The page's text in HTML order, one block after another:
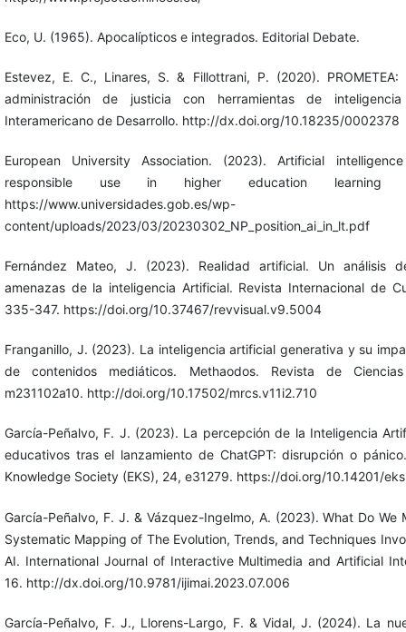
Eco, U. (1965). Apocalípticos e integrados. Editorial Debate.
Estevez, E. C., Linares, S. & Fillottrani, P. (2020). PROMETEA:
administración de justicia con herramientas de
Interamericano de Desarrollo. http://dx.doi.org/10.18235/0002378
European University Association. (2023). Artificial
responsible use in higher education learning
https://www.universidades.gob.es/wp-
content/uploads/2023/03/20230302_NP_position_ai_in_lt.pdf
Fernández Mateo, J. (2023). Realidad artificial. Un análisis
amenazas de la inteligencia Artificial. Revista Internacional de
335-347. https://doi.org/10.37467/revvisual.v9.5004
Franganillo, J. (2023). La inteligencia artificial generativa y su
de contenidos mediáticos. Methaodos. Revista de
m231102a10. http://doi.org/10.17502/mrcs.v11i2.710
García-Peñalvo, F. J. (2023). La percepción de la Inteligencia
educativos tras el lanzamiento de ChatGPT: disrupción o
Knowledge Society (EKS), 24, e31279. https://doi.org/10.14201/
García-Peñalvo, F. J. & Vázquez-Ingelmo, A. (2023). What Do We
Systematic Mapping of The Evolution, Trends, and Techniques
AI. International Journal of Interactive Multimedia and Artificial
16. http://dx.doi.org/10.9781/ijimai.2023.07.006
García-Peñalvo, F. J., Llorens-Largo, F. & Vidal, J. (2024). La